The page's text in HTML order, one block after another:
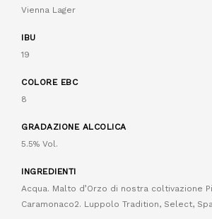
Vienna Lager
IBU
19
COLORE EBC
8
GRADAZIONE ALCOLICA
5.5% Vol.
INGREDIENTI
Acqua. Malto d’Orzo di nostra coltivazione
Caramonaco2. Luppolo Tradition, Select,